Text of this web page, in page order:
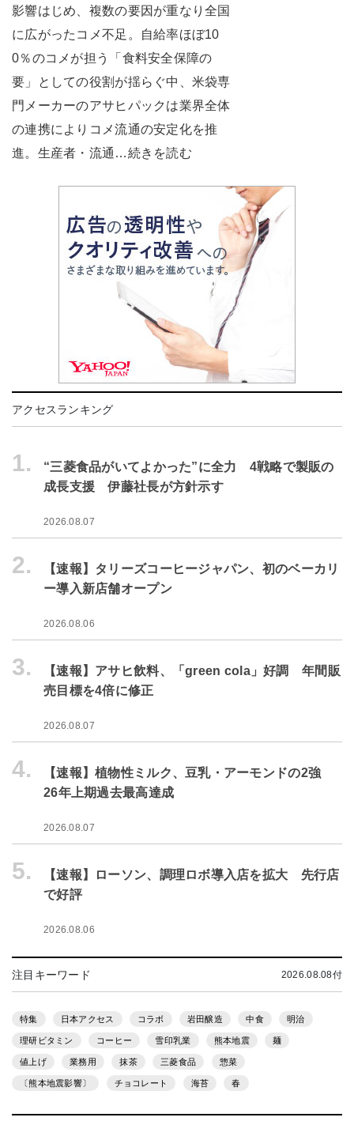
影響はじめ、複数の要因が重なり全国
に広がったコメ不足。自給率ほぼ10
0％のコメが担う「食料安全保障の
要」としての役割が揺らぐ中、米袋専
門メーカーのアサヒパックは業界全体
の連携によりコメ流通の安定化を推
進。生産者・流通…続きを読む
アクセスランキング
1.
“三菱食品がいてよかった”に全力 4戦略で製販の
成長支援 伊藤社長が方針示す
2026.08.07
2.
【速報】タリーズコーヒージャパン、初のベーカリ
ー導入新店舗オープン
2026.08.06
3.
【速報】アサヒ飲料、「green cola」好調 年間販
売目標を4倍に修正
2026.08.07
4.
【速報】植物性ミルク、豆乳・アーモンドの2強
26年上期過去最高達成
2026.08.07
5.
【速報】ローソン、調理ロボ導入店を拡大 先行店
で好評
2026.08.06
注目キーワード 2026.08.08付
特集 日本アクセス コラボ 岩田醸造 中食 明治
理研ビタミン コーヒー 雪印乳業 熊本地震 麺
値上げ 業務用 抹茶 三菱食品 惣菜
〔熊本地震影響〕 チョコレート 海苔 春